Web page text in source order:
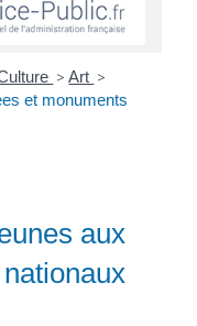
> Art >
et monuments
aux